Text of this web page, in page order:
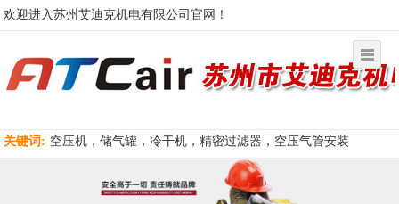
欢迎进入苏州艾迪克机电有限公司官网！
关键词: 空压机，储气罐，冷干机，精密过滤器，空压气管安装